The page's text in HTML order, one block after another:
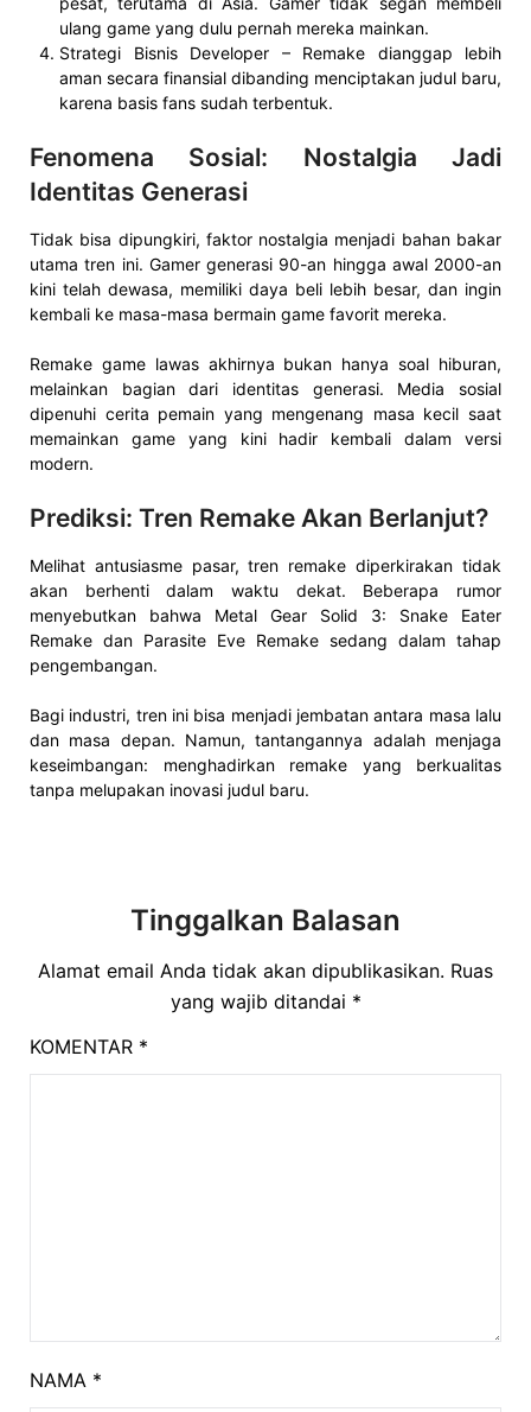
ulang game yang dulu pernah mereka mainkan.
Strategi Bisnis Developer – Remake dianggap lebih
aman secara finansial dibanding menciptakan judul baru,
karena basis fans sudah terbentuk.
Fenomena Sosial: Nostalgia Jadi
Identitas Generasi
Tidak bisa dipungkiri, faktor nostalgia menjadi bahan bakar
utama tren ini. Gamer generasi 90-an hingga awal 2000-an
kini telah dewasa, memiliki daya beli lebih besar, dan ingin
kembali ke masa-masa bermain game favorit mereka.
Remake game lawas akhirnya bukan hanya soal hiburan,
melainkan bagian dari identitas generasi. Media sosial
dipenuhi cerita pemain yang mengenang masa kecil saat
memainkan game yang kini hadir kembali dalam versi
modern.
Prediksi: Tren Remake Akan Berlanjut?
Melihat antusiasme pasar, tren remake diperkirakan tidak
akan berhenti dalam waktu dekat. Beberapa rumor
menyebutkan bahwa Metal Gear Solid 3: Snake Eater
Remake dan Parasite Eve Remake sedang dalam tahap
pengembangan.
Bagi industri, tren ini bisa menjadi jembatan antara masa lalu
dan masa depan. Namun, tantangannya adalah menjaga
keseimbangan: menghadirkan remake yang berkualitas
tanpa melupakan inovasi judul baru.
Tinggalkan Balasan
Alamat email Anda tidak akan dipublikasikan. Ruas
yang wajib ditandai *
KOMENTAR *
NAMA *